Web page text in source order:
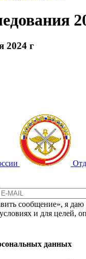
2024 г
сообщение», я даю
и для целей,
данных